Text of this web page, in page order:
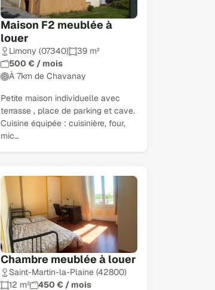
Maison F2 meublée à
louer
Limony (07340)
39 m²
500 € / mois
À 7km de Chavanay
Petite maison individuelle avec
terrasse , place de parking et cave.
Cuisine équipée : cuisinière, four,
mic…
Chambre meublée à louer
Saint-Martin-la-Plaine (42800)
12 m²
450 € / mois